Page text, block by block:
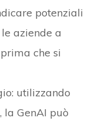
potenziali
aziende a
che si
utilizzando
la GenAI può